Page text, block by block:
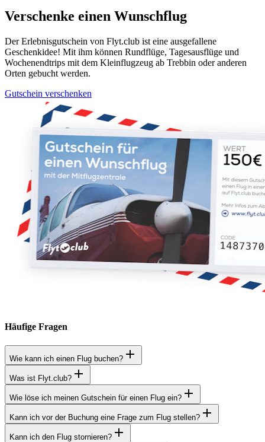
Verschenke einen Wunschflug
Der Erlebnisgutschein von Flyt.club ist eine ausgefallene
Geschenkidee! Mit ihm können Rundflüge, Tagesausflüge und
Wochenendtrips mit dem Kleinflugzeug ab Trebbin oder anderen
Orten gebucht werden.
Gutschein verschenken
Häufige Fragen
Wie kann ich einen Flug buchen?
Was ist Flyt.club?
Wie löse ich meinen Gutschein für einen Flug ein?
Kann ich vor der Buchung eine Frage zum Flug stellen?
Kann ich den Flug stornieren?